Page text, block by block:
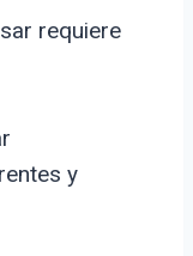
requiere
y